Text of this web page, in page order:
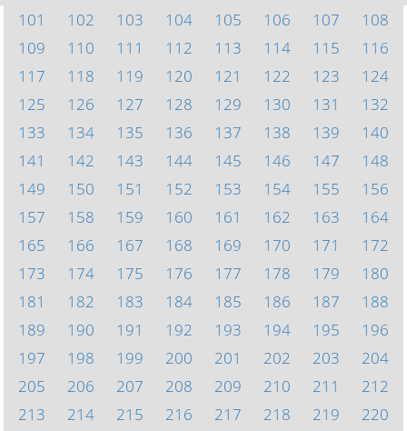
101
102 103 104 105 106 107
108
109
110 111 112 113 114 115
116
117
118 119 120 121 122 123
124
125
126 127 128 129 130 131
132
133
134 135 136 137 138 139
140
141
142 143 144 145 146 147
148
149
150 151 152 153 154 155
156
157
158 159 160 161 162 163
164
165
166 167 168 169 170 171
172
173
174 175 176 177 178 179
180
181
182 183 184 185 186 187
188
189
190 191 192 193 194 195
196
197
198 199 200 201 202 203
204
205
206 207 208 209 210 211
212
213
214 215 216 217 218 219
220